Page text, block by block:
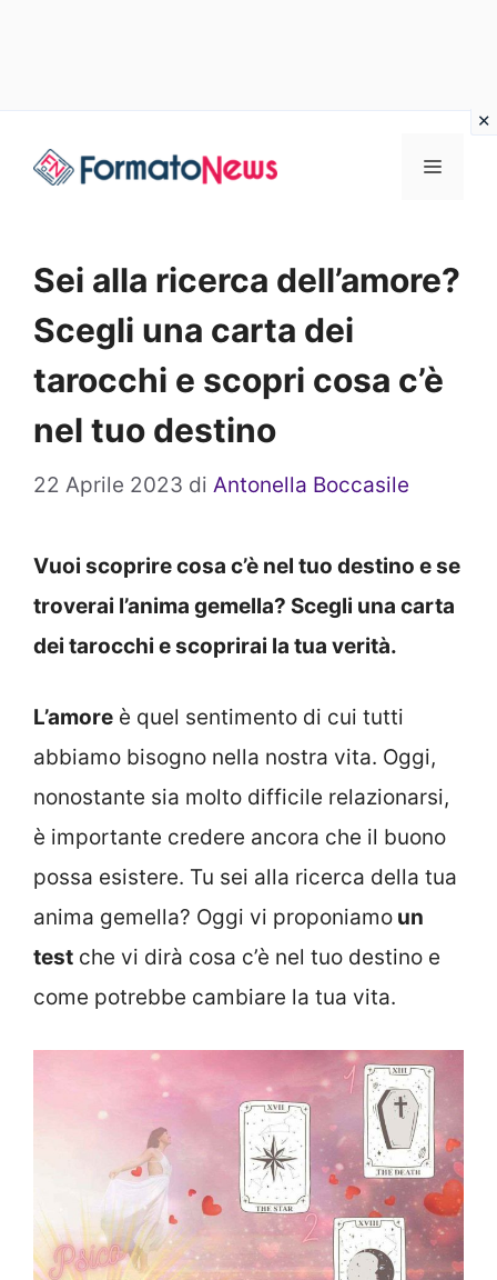
Menu
Sei alla ricerca dell’amore?
Scegli una carta dei
tarocchi e scopri cosa c’è
nel tuo destino
22 Aprile 2023 di Antonella Boccasile
Vuoi scoprire cosa c’è nel tuo destino e se
troverai l’anima gemella? Scegli una carta
dei tarocchi e scoprirai la tua verità.
L’amore è quel sentimento di cui tutti
abbiamo bisogno nella nostra vita. Oggi,
nonostante sia molto difficile relazionarsi,
è importante credere ancora che il buono
possa esistere. Tu sei alla ricerca della tua
anima gemella? Oggi vi proponiamo un
test che vi dirà cosa c’è nel tuo destino e
come potrebbe cambiare la tua vita.